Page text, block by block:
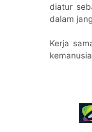
diatur
dalam
Kerja